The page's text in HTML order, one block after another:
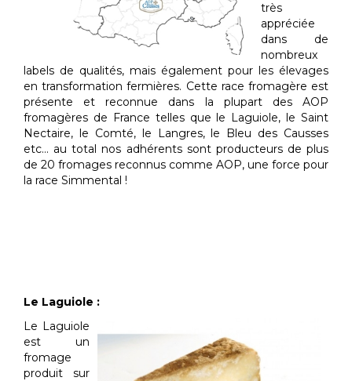
très
appréciée
dans de
nombreux
labels de qualités, mais également pour les élevages
en transformation fermières. Cette race fromagère est
présente et reconnue dans la plupart des AOP
fromagères de France telles que le Laguiole, le Saint
Nectaire, le Comté, le Langres, le Bleu des Causses
etc… au total nos adhérents sont producteurs de plus
de 20 fromages reconnus comme AOP, une force pour
la race Simmental !
Le Laguiole :
Le Laguiole
est un
fromage
produit sur